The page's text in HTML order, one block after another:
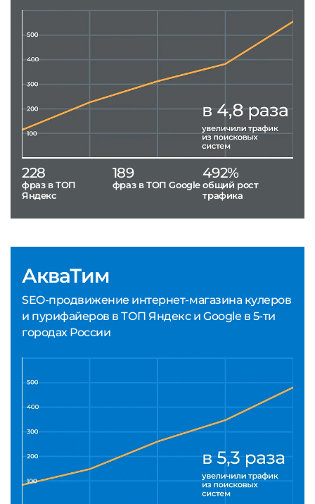
АкваТим
SEO-продвижение интернет-магазина кулеров
и пурифайеров в ТОП Яндекс и Google в 5-ти
городах России
228
фраз в ТОП
Яндекс
189
фраз в ТОП Google
492%
общий рост
трафика